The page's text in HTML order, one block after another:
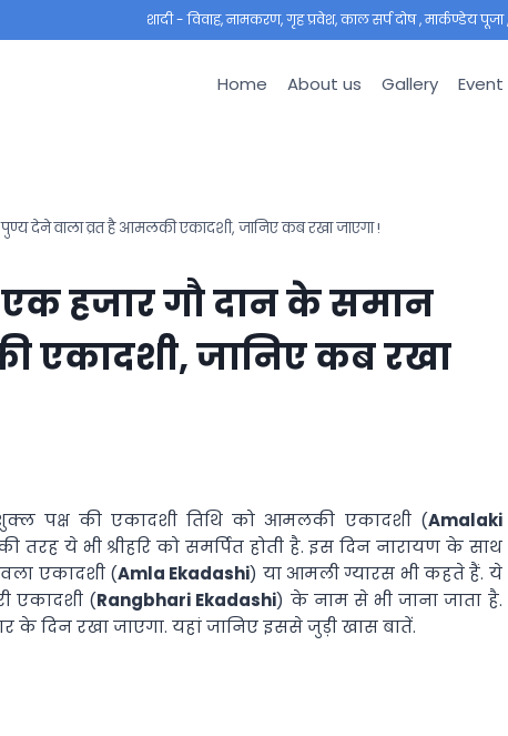
शादी - विवाह, नामकरण, गृह प्रवेश, काल सर्प दोष , मार्कण्डेय
Home About us Gallery Event
देने वाला व्रत है आमलकी एकादशी, जानिए कब रखा जाएगा !
हजार गौ दान के समान
एकादशी, जानिए कब रखा
पक्ष की एकादशी तिथि को आमलकी एकादशी (Amalaki
तरह ये भी श्रीहरि को समर्पित होती है. इस दिन नारायण के साथ
एकादशी (Amla Ekadashi) या आमली ग्यारस भी कहते हैं. ये
एकादशी (Rangbhari Ekadashi) के नाम से भी जाना जाता है.
के दिन रखा जाएगा. यहां जानिए इससे जुड़ी खास बातें.